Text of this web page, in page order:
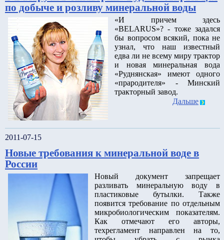
по добыче и розливу минеральной воды
«И причем здесь
«BELARUS»? - тоже задался
бы вопросом всякий, пока не
узнал, что наш известный
едва ли не всему миру трактор
и новая минеральная вода
«Руднянская» имеют одного
«прародителя» - Минский
тракторный завод.
Дальше
2011-07-15
Новые требования к минеральной воде в
России
Новый документ запрещает
разливать минеральную воду в
пластиковые бутылки. Также
появится требование по отдельным
микробиологическим показателям.
Как отмечают его авторы,
техрегламент направлен на то,